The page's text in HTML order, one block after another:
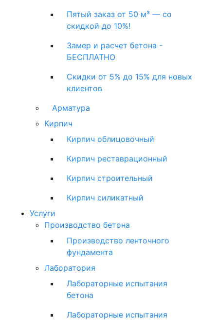
Пятый заказ от 50 м³ — со
скидкой до 10%!
Замер и расчет бетона -
БЕСПЛАТНО
Скидки от 5% до 15% для новых
клиентов
Арматура
Кирпич
Кирпич облицовочный
Кирпич реставрационный
Кирпич строительный
Кирпич силикатный
Услуги
Производство бетона
Производство ленточного
фундамента
Лаборатория
Лабораторные испытания
бетона
Лабораторные испытания